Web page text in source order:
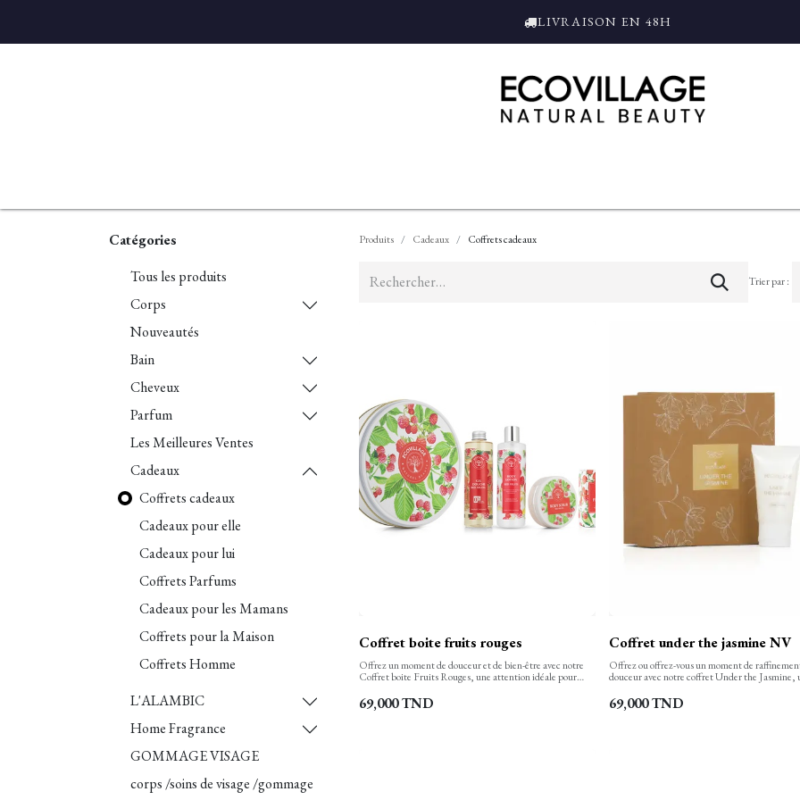
LIVRAISON EN 48H
Catégories
Tous les produits
Corps
Nouveautés
Bain
Cheveux
Parfum
Les Meilleures Ventes
Cadeaux
Coffrets cadeaux
Cadeaux pour elle
Cadeaux pour lui
Coffrets Parfums
Cadeaux pour les Mamans
Coffrets pour la Maison
Coffrets Homme
L'ALAMBIC
Home Fragrance
GOMMAGE VISAGE
corps /soins de visage /gommage
Produits Cadeaux Coffrets cadeaux
Trier par :
Coffret boite fruits rouges
Offrez un moment de douceur et de bien-être avec notre
Coffret boite Fruits Rouges, une attention idéale pour
personne chère à votre cœur.
69,000TND
Coffret under the jasmine NV
Offrez ou offrez-vous un moment de
douceur avec notre coffret Under the Jasmine,
un parfum floral envoûtant et une crème pour les
nourrissante, idéal pour une routine de beauté
69,000TND